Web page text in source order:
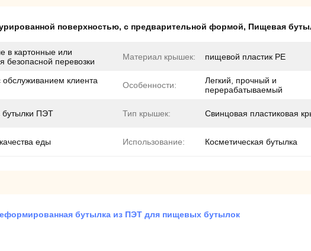
поверхностью, с предварительной формой, Пищевая
в картонные или
безопасной перевозки
Материал крышек: пищевой пластик PE
обслуживанием клиента
Особенности:
Легкий, прочный и
перерабатываемый
бутылки ПЭТ Тип крышек: Свинцовая пластиковая
еды Использование: Косметическая бутылка
бутылка из ПЭТ для пищевых бутылок